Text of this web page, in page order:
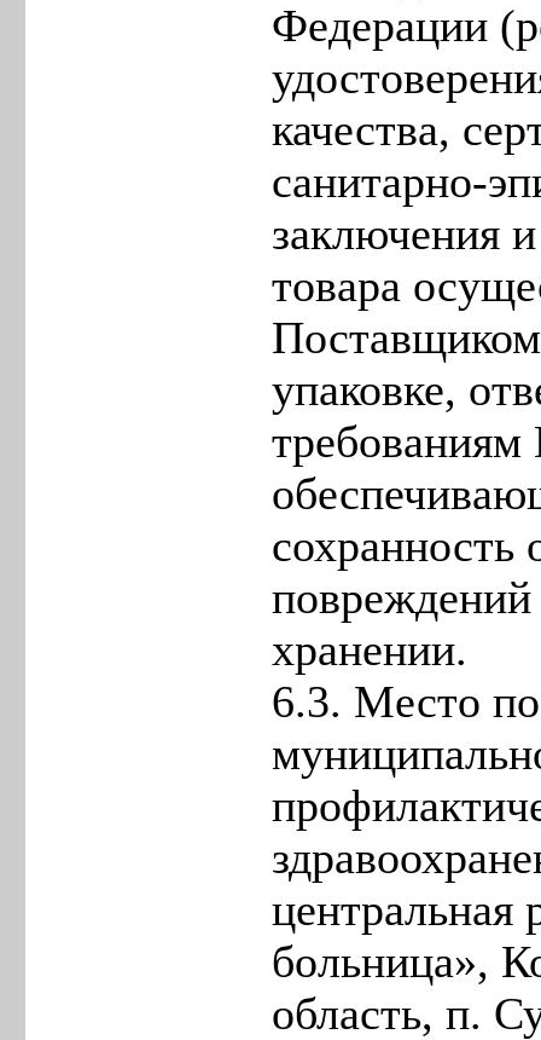
Федерации
качества,
санитарно-
заключения
товара
упаковке,
сохранность
повреждений
хранении.
6.3. Место
центральная
больница»,
область, п.